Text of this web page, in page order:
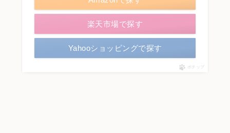
楽天市場で探す
Yahooショッピングで探す
ポチップ